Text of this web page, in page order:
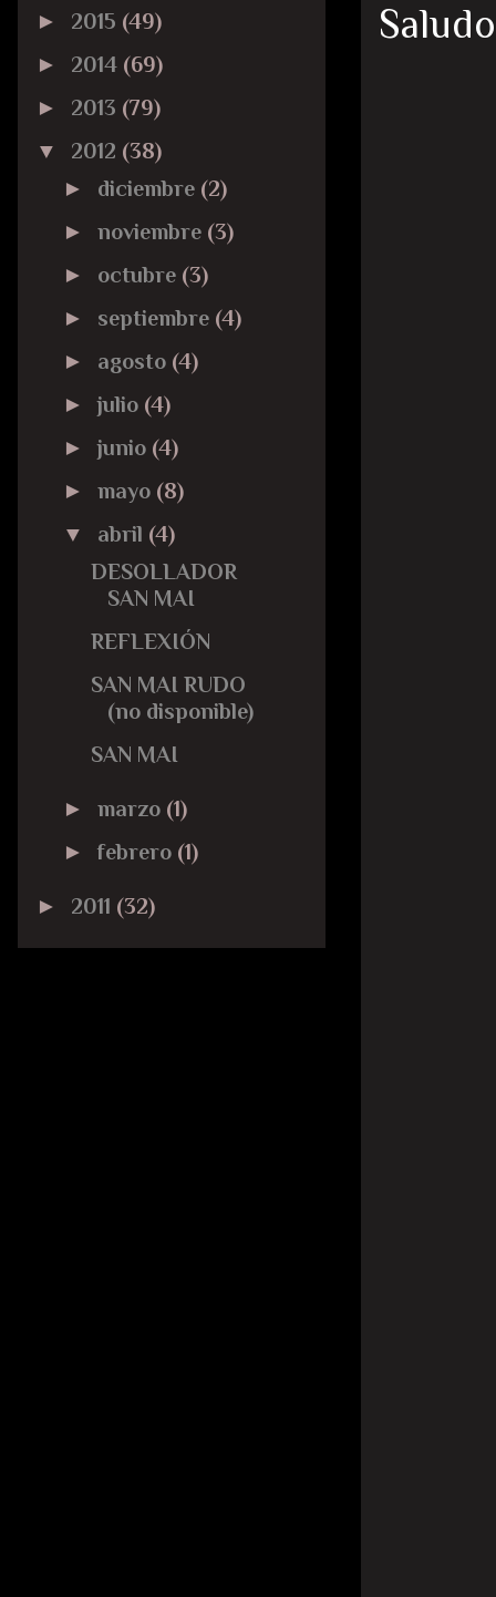
► 2015 (49)
► 2014 (69)
► 2013 (79)
▼ 2012 (38)
► diciembre (2)
► noviembre (3)
► octubre (3)
► septiembre (4)
► agosto (4)
►julio (4)
►junio (4)
► mayo (8)
▼ abril (4)
DESOLLADOR
SAN MAI
REFLEXIÓN
SAN MAI RUDO
(no disponible)
SAN MAI
► marzo (1)
► febrero (1)
► 2011 (32)